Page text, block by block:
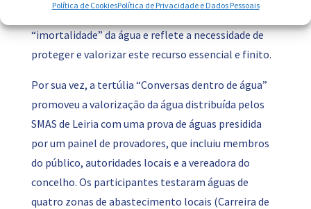
Política de CookiesPolítica de Privacidade e Dados Pessoais
“imortalidade” da água e reflete a necessidade de
proteger e valorizar este recurso essencial e finito.
Por sua vez, a tertúlia “Conversas dentro de água”
promoveu a valorização da água distribuída pelos
SMAS de Leiria com uma prova de águas presidida
por um painel de provadores, que incluiu membros
do público, autoridades locais e a vereadora do
concelho. Os participantes testaram águas de
quatro zonas de abastecimento locais (Carreira de